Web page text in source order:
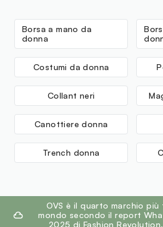
Borsa a mano da
donna
Costumi da donna
Collant neri
Canottiere donna
Trench donna
footer.ariatitleOVS è il quarto marchio più
mondo secondo il report
2025 di Fashion Revolution.